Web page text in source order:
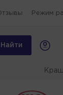
Режим
Найти